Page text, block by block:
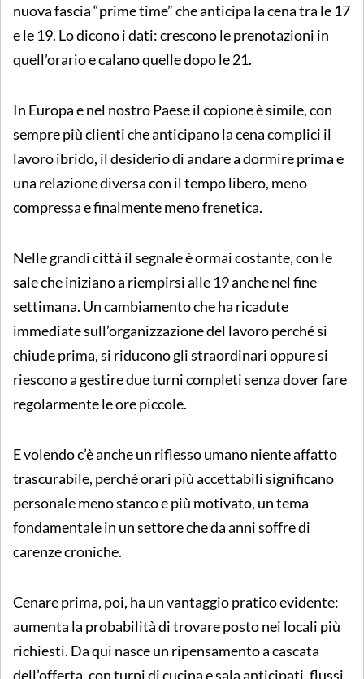
nuova fascia “prime time” che anticipa la cena tra le 17
e le 19. Lo dicono i dati: crescono le prenotazioni in
quell’orario e calano quelle dopo le 21.
In Europa e nel nostro Paese il copione è simile, con
sempre più clienti che anticipano la cena complici il
lavoro ibrido, il desiderio di andare a dormire prima e
una relazione diversa con il tempo libero, meno
compressa e finalmente meno frenetica.
Nelle grandi città il segnale è ormai costante, con le
sale che iniziano a riempirsi alle 19 anche nel fine
settimana. Un cambiamento che ha ricadute
immediate sull’organizzazione del lavoro perché si
chiude prima, si riducono gli straordinari oppure si
riescono a gestire due turni completi senza dover fare
regolarmente le ore piccole.
E volendo c’è anche un riflesso umano niente affatto
trascurabile, perché orari più accettabili significano
personale meno stanco e più motivato, un tema
fondamentale in un settore che da anni soffre di
carenze croniche.
Cenare prima, poi, ha un vantaggio pratico evidente:
aumenta la probabilità di trovare posto nei locali più
richiesti. Da qui nasce un ripensamento a cascata
dell’offerta, con turni di cucina e sala anticipati, flussi